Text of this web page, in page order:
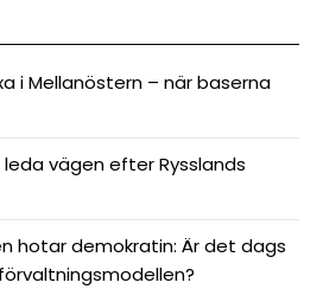
i Mellanöstern – när baserna
vägen efter Rysslands
hotar demokratin: Är det dags